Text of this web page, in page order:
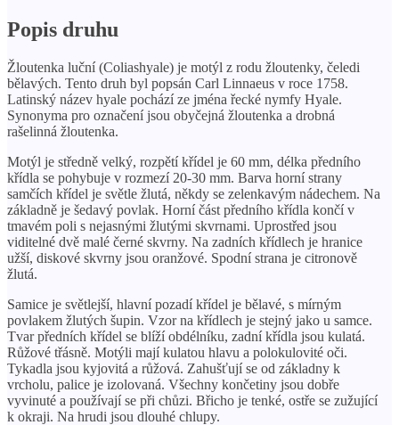
Popis druhu
Žloutenka luční (Coliashyale) je motýl z rodu žloutenky, čeledi
bělavých. Tento druh byl popsán Carl Linnaeus v roce 1758.
Latinský název hyale pochází ze jména řecké nymfy Hyale.
Synonyma pro označení jsou obyčejná žloutenka a drobná
rašelinná žloutenka.
Motýl je středně velký, rozpětí křídel je 60 mm, délka předního
křídla se pohybuje v rozmezí 20-30 mm. Barva horní strany
samčích křídel je světle žlutá, někdy se zelenkavým nádechem. Na
základně je šedavý povlak. Horní část předního křídla končí v
tmavém poli s nejasnými žlutými skvrnami. Uprostřed jsou
viditelné dvě malé černé skvrny. Na zadních křídlech je hranice
užší, diskové skvrny jsou oranžové. Spodní strana je citronově
žlutá.
Samice je světlejší, hlavní pozadí křídel je bělavé, s mírným
povlakem žlutých šupin. Vzor na křídlech je stejný jako u samce.
Tvar předních křídel se blíží obdélníku, zadní křídla jsou kulatá.
Růžové třásně. Motýli mají kulatou hlavu a polokulovité oči.
Tykadla jsou kyjovitá a růžová. Zahušťují se od základny k
vrcholu, palice je izolovaná. Všechny končetiny jsou dobře
vyvinuté a používají se při chůzi. Břicho je tenké, ostře se zužující
k okraji. Na hrudi jsou dlouhé chlupy.